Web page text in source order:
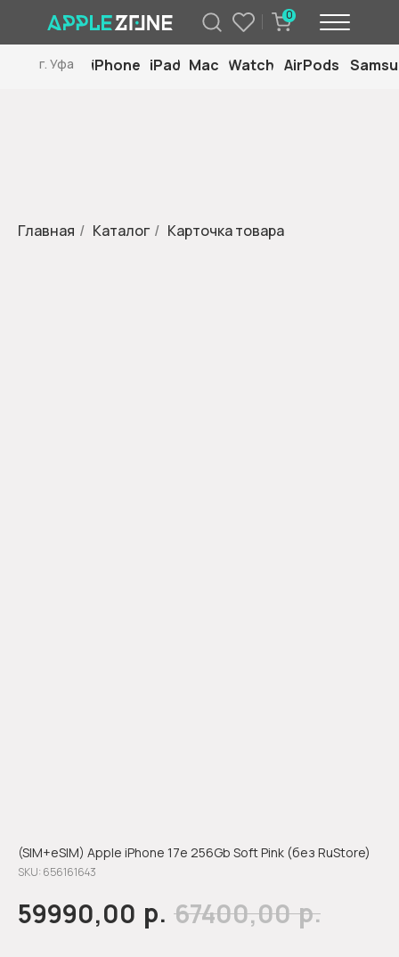
0
iPhone iPad Mac Watch AirPods
г. Уфа
Главная / Каталог / Карточка товара
(SIM+eSIM) Apple iPhone 17e 256Gb Soft Pink (без RuStore)
SKU: 656161643
59990,00 р. 67400,00 р.